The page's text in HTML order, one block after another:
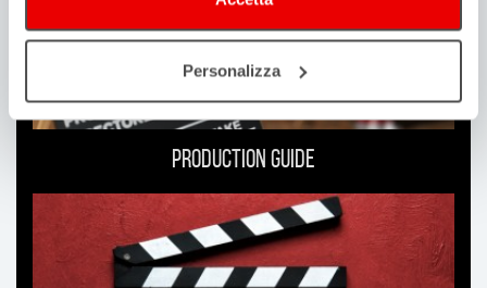
Personalizza
Production guide